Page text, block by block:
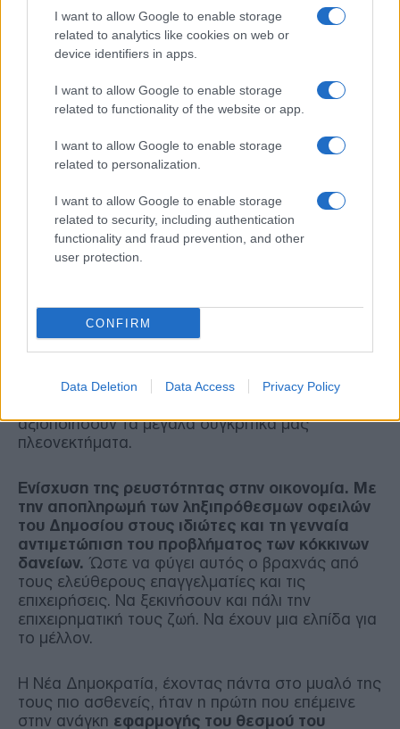
I want to allow Google to enable storage
related to analytics like cookies on web or
device identifiers in apps.
I want to allow Google to enable storage
related to functionality of the website or app.
I want to allow Google to enable storage
related to personalization.
I want to allow Google to enable storage
related to security, including authentication
functionality and fraud prevention, and other
user protection.
CONFIRM
Data Deletion Data Access Privacy Policy
Για την Συμφωνία Αλήθειας και τον οδικό χάρτη
εξόδου της Ελλάδας από την κρίση, ο κ.
άξονες πολιτικής που θα ακολουθήσει η
Κυβέρνηση της Νέας Δημοκρατίας:
Σταδιακή μείωση των φορολογικών
συντελεστών, ξεκινώντας με τον ΕΝΦΙΑ και τα
, που θα συνοδεύεται
από περιορισμό της κρατικής σπατάλης και του
κομματικού κράτους. Γιατί μόνο έτσι, με μια
μείωση της φορολογίας, θα αναπνεύσουν, όχι
μόνο τα νοικοκυριά, αλλά και οι επιχειρήσεις.
Τολμηρή υιοθέτηση μεταρρυθμίσεων στο
Κράτος και στην οικονομία. Για να
αποκτήσουμε, επιτέλους, μια αποτελεσματική
στέκεται εμπόδιο στον επιχειρηματία. Θα
αξιοποιήσουν τα μεγάλα συγκριτικά μας
πλεονεκτήματα.
Ενίσχυση της ρευστότητας στην οικονομία. Με
την αποπληρωμή των ληξιπρόθεσμων οφειλών
του Δημοσίου στους ιδιώτες και τη γενναία
αντιμετώπιση του προβλήματος των κόκκινων
δανείων. Ώστε να φύγει αυτός ο βραχνάς από
τους ελεύθερους επαγγελματίες και τις
επιχειρήσεις. Να ξεκινήσουν και πάλι την
επιχειρηματική τους ζωή. Να έχουν μια ελπίδα για
το μέλλον.
Η Νέα Δημοκρατία, έχοντας πάντα στο μυαλό της
τους πιο ασθενείς, ήταν η πρώτη που επέμεινε
στην ανάγκη εφαρμογής του θεσμού του